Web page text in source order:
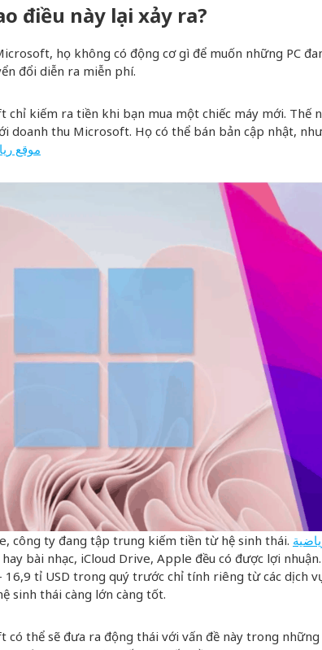
điều này lại xảy ra?
họ không có động cơ gì để muốn những PC
đổi diễn ra miễn phí.
chỉ kiếm ra tiền khi bạn mua một chiếc máy mới. Thế
doanh thu Microsoft. Họ có thể bán bản cập nhật,
موقع
công ty đang tập trung kiếm tiền từ hệ sinh thái.
bài nhạc, iCloud Drive, Apple đều có được lợi
16,9 tỉ USD trong quý trước chỉ tính riêng từ các dịch
sinh thái càng lớn càng tốt.
có thể sẽ đưa ra động thái với vấn đề này trong